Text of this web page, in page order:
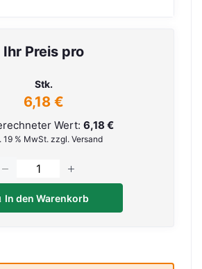
Ihr Preis pro
Stk.
6,18 €
Wert: 6,18 €
19 % MwSt. zzgl. Versand
In den Warenkorb